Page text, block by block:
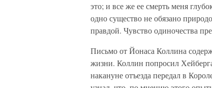
это; и все же ее смерть меня
одно существо не обязано
правдой. Чувство одиночества
Письмо от Йонаса Коллина
жизни. Коллин попросил
накануне отъезда передал в